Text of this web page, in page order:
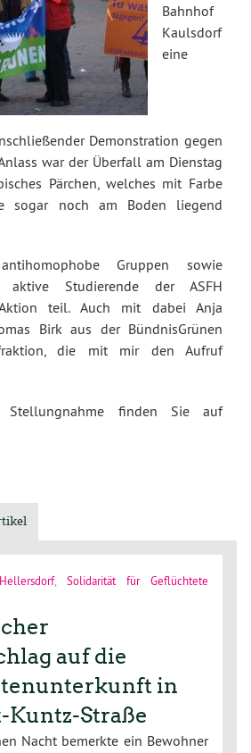
Bahnhof
Kaulsdorf
eine
Demonstration gegen
war der Überfall am Dienstag
Pärchen, welches mit Farbe
sogar noch am Boden liegend
Gruppen sowie
aktive Studierende der ASFH
teil. Auch mit dabei Anja
Birk aus der BündnisGrünen
die mit mir den Aufruf
Stellungnahme finden Sie auf
Hellersdorf, Solidarität für Geflüchtete
auf die
in
Straße
Nacht bemerkte ein Bewohner